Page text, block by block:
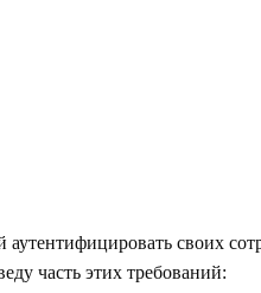
своих
часть этих требований: